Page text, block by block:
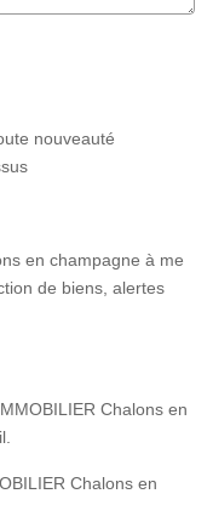
nouveauté
en champagne à me
de biens, alertes
Chalons en
Chalons en